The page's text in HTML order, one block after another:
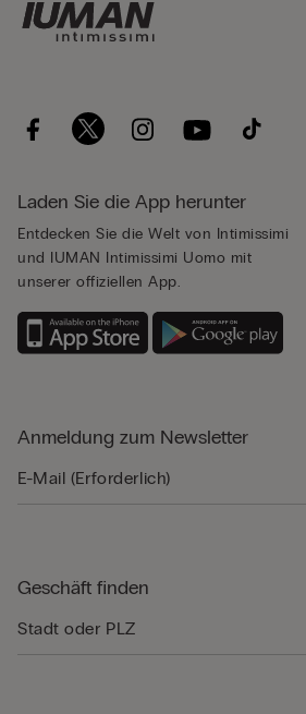
Laden Sie die App herunter
Entdecken Sie die Welt von Intimissimi
und IUMAN Intimissimi Uomo mit
unserer offiziellen App.
Anmeldung zum Newsletter
Geschäft finden